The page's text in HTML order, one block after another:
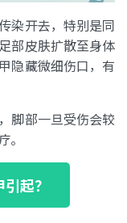
染开去，特别是同
部皮肤扩散至身体
隐藏微细伤口，有
脚部一旦受伤会较
起？